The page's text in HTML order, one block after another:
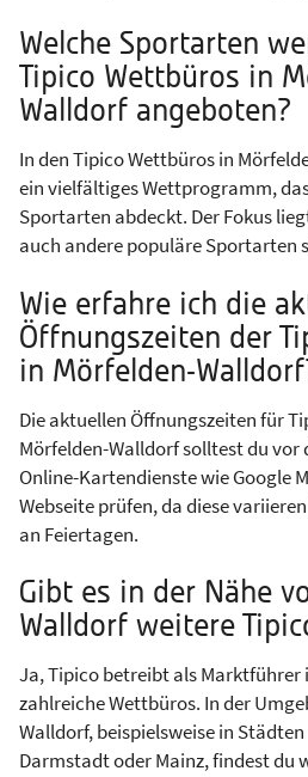
Welche Sportarten
Tipico Wettbüros in
Walldorf angeboten?
In den Tipico Wettbüros in
ein vielfältiges Wettprogramm,
Sportarten abdeckt. Der Fokus
auch andere populäre Sportarten
Wie erfahre ich die
Öffnungszeiten der
in Mörfelden-
Die aktuellen Öffnungszeiten für
Mörfelden-Walldorf solltest du vor
Online-Kartendienste wie Google
Webseite prüfen, da diese
an Feiertagen.
Gibt es in der Nähe
Walldorf weitere
Ja, Tipico betreibt als Marktführer
zahlreiche Wettbüros. In der
Walldorf, beispielsweise in
Darmstadt oder Mainz, findest du